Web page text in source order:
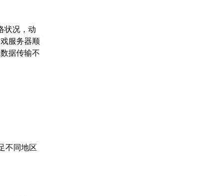
状况，动
服务器顺
据传输不
不同地区